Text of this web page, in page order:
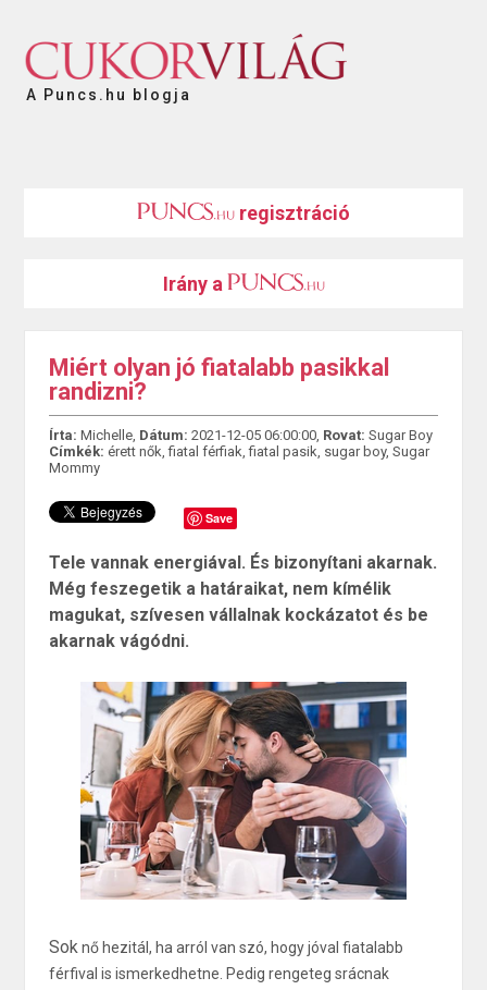
A Puncs.hu blogja
regisztráció
Irány a
Miért olyan jó fiatalabb pasikkal
randizni?
Írta: Michelle, Dátum: 2021-12-05 06:00:00, Rovat: Sugar Boy
Címkék: érett nők,fiatal férfiak,fiatal pasik, sugar boy, Sugar
Mommy
Save
Tele vannak energiával. És bizonyítani akarnak.
Még feszegetik a határaikat, nem kímélik
magukat, szívesen vállalnak kockázatot és be
akarnak vágódni.
Soknő hezitál, ha arról van szó, hogy jóval fiatalabb
férfival is ismerkedhetne. Pedig rengeteg srácnak